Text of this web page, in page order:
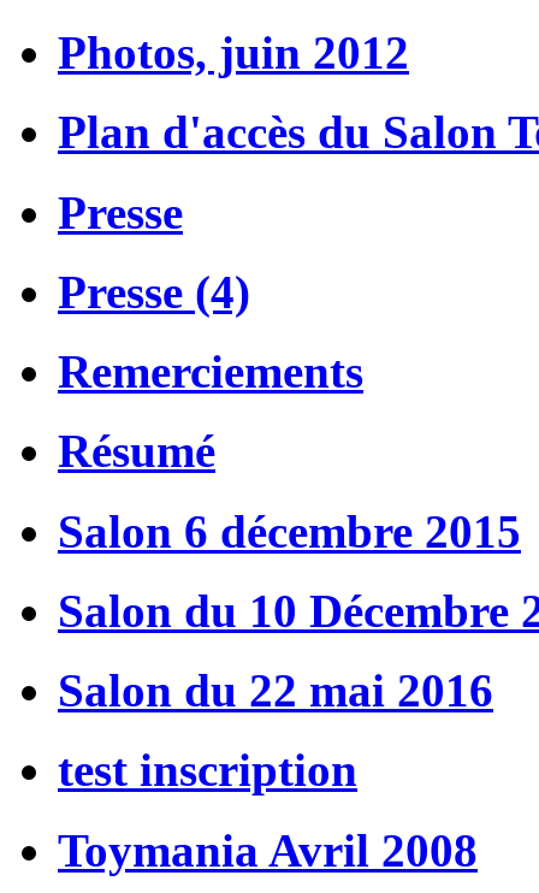
Photos, juin 2012
Plan d'accès du Salon
Presse
Presse (4)
Remerciements
Résumé
Salon 6 décembre 2015
Salon du 10 Décembre
Salon du 22 mai 2016
test inscription
Toymania Avril 2008